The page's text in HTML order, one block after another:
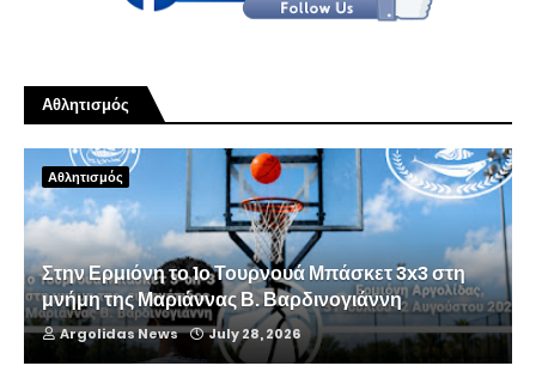
Αθλητισμός
Αθλητισμός
Στην Ερμιόνη το 1ο Τουρνουά Μπάσκετ 3x3 στη
μνήμη της Μαριάννας Β. Βαρδινογιάννη
Argolidas News July 28, 2026